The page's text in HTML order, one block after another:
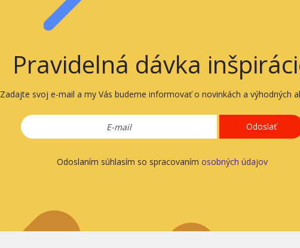
Pravidelná dávka
Zadajte svoj e-mail a my Vás budeme informovať o novinkách a výhodných
Odoslať
Odoslaním súhlasím so spracovaním osobných údajov